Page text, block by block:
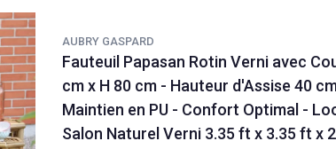
AUBRY GASPARD
Fauteuil Papasan Rotin Verni avec
cm x H 80 cm - Hauteur d'Assise 40
Maintien en PU - Confort Optimal -
Salon Naturel Verni 3.35 ft x 3.35 ft x